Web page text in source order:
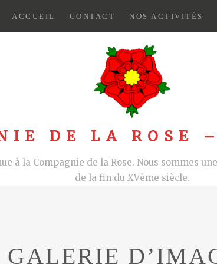
ACCUEIL CONTACT NOS ACTIVITÉS
DE LA ROSE
à la Compagnie de la Rose. Nous sommes
de la fin du XVème siècle.
GALERIE